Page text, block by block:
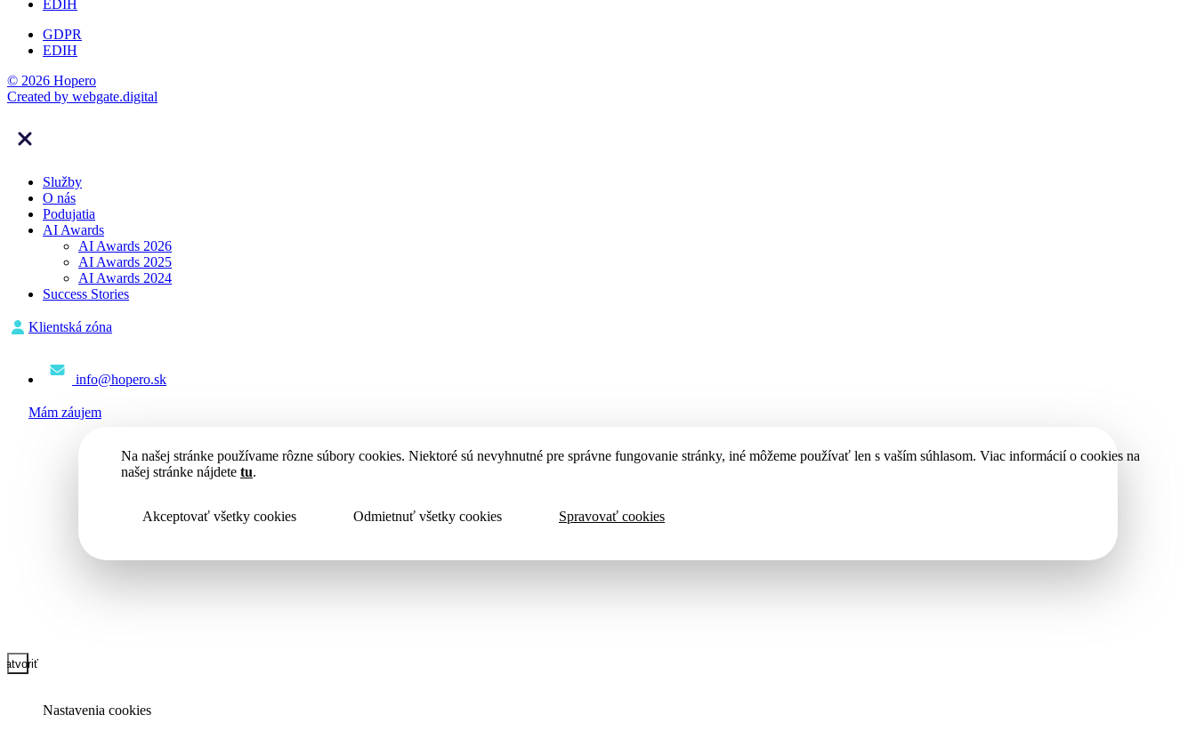
EDIH
GDPR
EDIH
© 2026 Hopero
Created by webgate.digital
Služby
O nás
Podujatia
AI Awards
AI Awards 2026
AI Awards 2025
AI Awards 2024
Success Stories
Klientská zóna
info@hopero.sk
Mám záujem
Na našej stránke používame rôzne súbory cookies. Niektoré sú nevyhnutné pre správne fungovanie stránky, iné môžeme používať len s vaším súhlasom. Viac informácií o cookies na
našej stránke nájdete tu.
Akceptovať všetky cookies Odmietnuť všetky cookies Spravovať cookies
Nastavenia cookies